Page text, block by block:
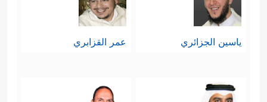
ياسين الجزائري عمر القزابري